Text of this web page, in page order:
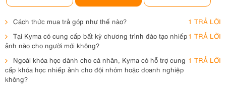
Cách thức mua trả góp như thế nào?
1 TRẢ LỜI
Tại Kyma có cung cấp bất kỳ chương trình đào tạo nhiếp
ảnh nào cho người mới không?
1 TRẢ LỜI
Ngoài khóa học dành cho cá nhân, Kyma có hỗ trợ cung
cấp khóa học nhiếp ảnh cho đội nhóm hoặc doanh nghiệp
không?
1 TRẢ LỜI